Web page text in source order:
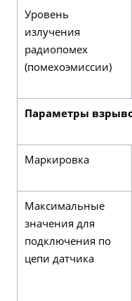
Уровень
излучения
радиопомех
(помехоэмиссии)
Параметры
Маркировка
Максимальные
значения для
подключения по
цепи датчика